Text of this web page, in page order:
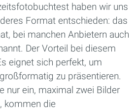
haben wir uns
Format entschieden: das
bei manchen Anbietern auch
Der Vorteil bei diesem
eignet sich perfekt, um
zu präsentieren.
nur ein, maximal zwei Bilder
kommen die